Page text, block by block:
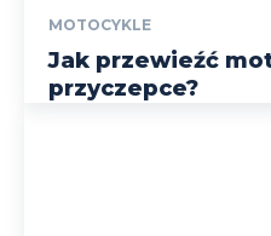
MOTOCYKLE
Jak przewieźć
przyczepce?